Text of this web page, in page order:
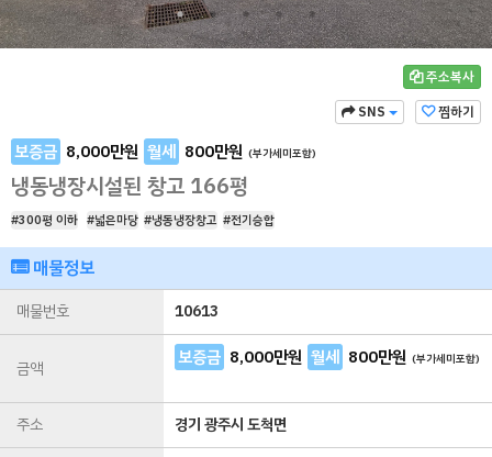
주소복사
찜하기
SNS
보증금 8,000만원 월세 800만원 (부가세미포함)
냉동냉장시설된 창고 166평
#300평 이하 #넓은마당 #냉동냉장창고 #전기승합
매물정보
매물번호 10613
금액 보증금 8,000만원 월세 800만원 (부가세미포함)
주소 경기 광주시 도척면